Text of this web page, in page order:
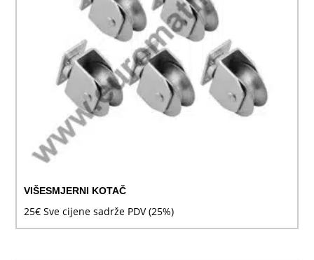
VIŠESMJERNI KOTAČ
25€ Sve cijene sadrže PDV (25%)